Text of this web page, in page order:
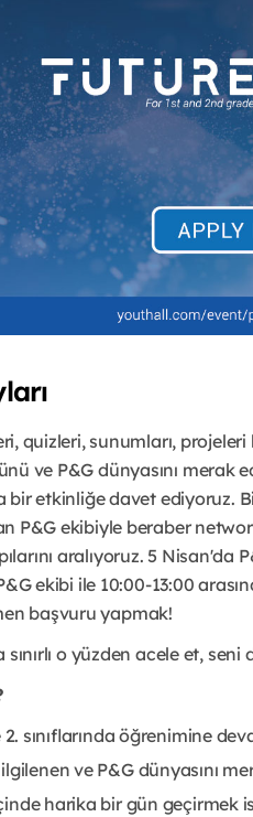
quizleri, sunumları,
ve P&G dünyasını merak
bir etkinliğe davet ediyoruz.
P&G ekibiyle beraber
aralıyoruz. 5 Nisan'da
ekibi ile 10:00-13:00
başvuru yapmak!
o yüzden acele et, seni
sınıflarında öğrenimine
ve P&G dünyasını
harika bir gün geçirmek